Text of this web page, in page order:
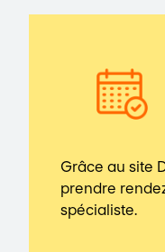
Grâce au site
prendre
spécialiste.